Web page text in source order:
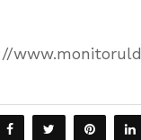
www.monitoruld